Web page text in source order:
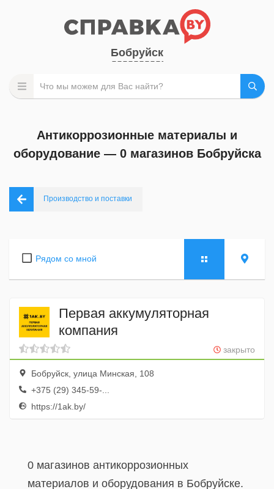
Бобруйск
Антикоррозионные материалы и
оборудование — 0 магазинов Бобруйска
Производство и поставки
Рядом со мной
Первая аккумуляторная
компания
закрыто
Бобруйск, улица Минская, 108
+375 (29) 345-59-...
https://1ak.by/
0 магазинов антикоррозионных
материалов и оборудования в Бобруйске.